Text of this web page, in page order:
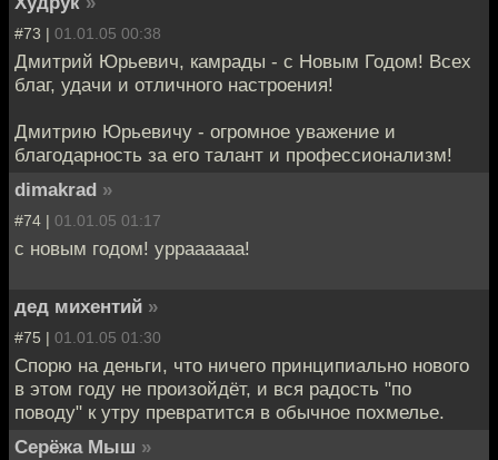
#73 | 01.01.05 00:38
Дмитрий Юрьевич, камрады - с Новым Годом! Всех
благ, удачи и отличного настроения!
Дмитрию Юрьевичу - огромное уважение и
благодарность за его талант и профессионализм!
dimakrad »
#74 | 01.01.05 01:17
с новым годом! урраааааа!
дед михентий »
#75 | 01.01.05 01:30
Спорю на деньги, что ничего принципиально нового
в этом году не произойдёт, и вся радость "по
поводу" к утру превратится в обычное похмелье.
Серёжа Мыш »